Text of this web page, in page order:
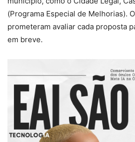
(Programa Especial de Melhorias).
prometeram avaliar cada proposta
em breve.